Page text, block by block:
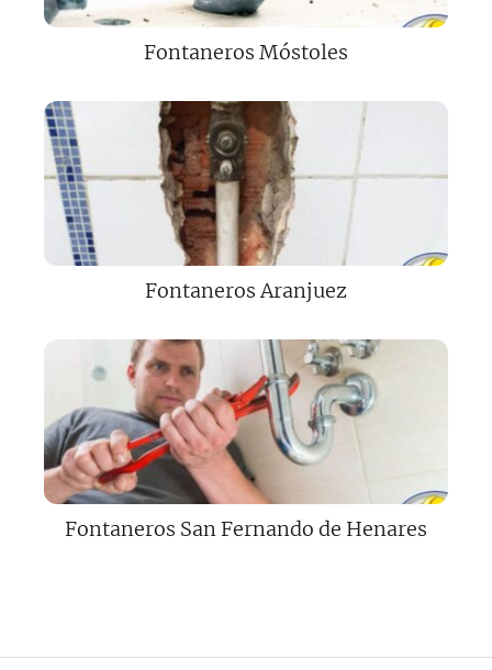
Fontaneros Móstoles
Fontaneros Aranjuez
Fontaneros San Fernando de Henares